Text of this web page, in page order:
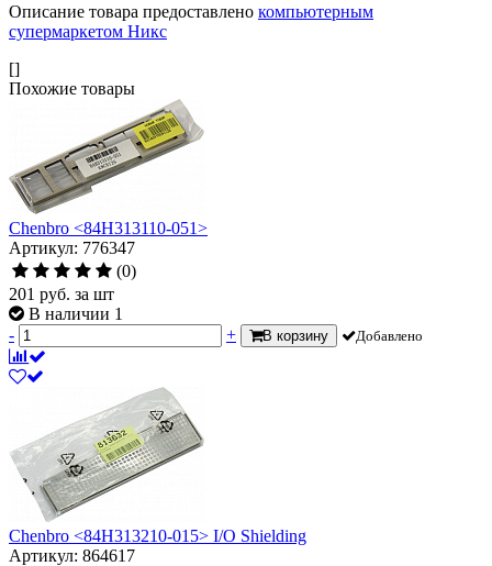
Описание товара предоставлено компьютерным
супермаркетом Никс
[]
Похожие товары
Chenbro <84H313110-051>
Артикул: 776347
(0)
201 руб. за шт
В наличии 1
-
+ В корзину Добавлено
Chenbro <84H313210-015> I/O Shielding
Артикул: 864617